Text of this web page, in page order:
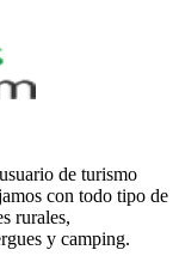
de turismo
con todo tipo de
rurales,
y camping.